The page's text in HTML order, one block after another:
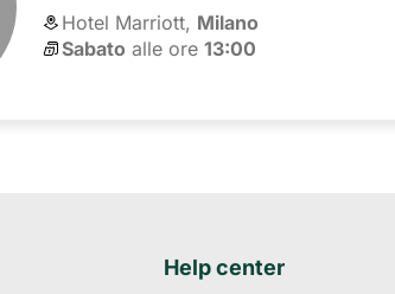
Hotel Marriott, Milano
Sabato alle ore 13:00
Help center